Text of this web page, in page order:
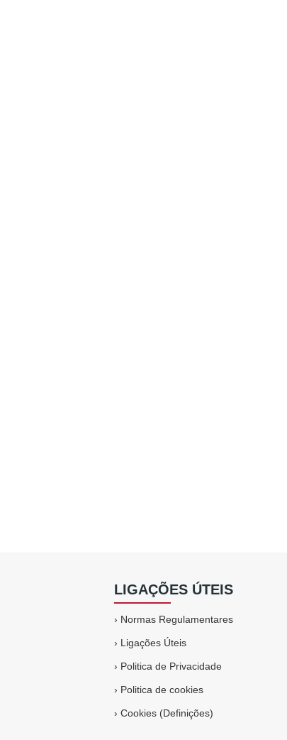
LIGAÇÕES ÚTEIS
› Normas Regulamentares
› Ligações Úteis
› Politica de Privacidade
› Politica de cookies
›Cookies (Definições)